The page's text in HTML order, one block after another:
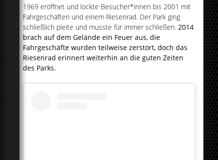
1969 eröffnet und lockte Besucher*innen bis 2001 mit
Fahrgeschäften und einem Riesenrad. Der Park ging
schließlich pleite und musste für immer schließen.2014
brach auf dem Gelände ein Feuer aus, die
Fahrgeschäfte wurden teilweise zerstört, doch das
Riesenrad erinnert weiterhin an die guten Zeiten
des Parks.